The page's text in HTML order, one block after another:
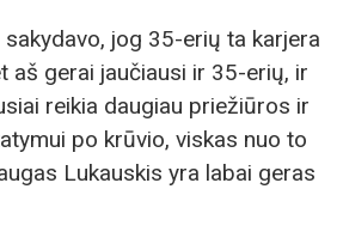
sakydavo, jog 35-erių ta karjera
aš gerai jaučiausi ir 35-erių, ir
reikia daugiau priežiūros ir
po krūvio, viskas nuo to
Lukauskis yra labai geras